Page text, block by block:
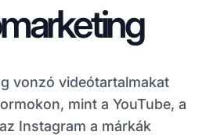
vonzó videótartalmakat
mint a YouTube, a
Instagram a márkák